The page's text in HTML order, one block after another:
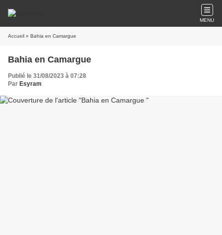
MENU
Accueil » Bahia en Camargue
Bahia en Camargue
Publié le 31/08/2023 à 07:28
Par Esyram